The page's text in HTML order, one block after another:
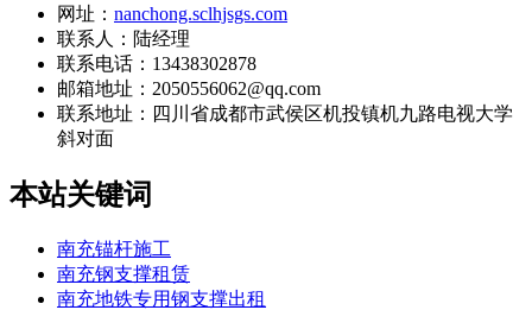
网址： nanchong.sclhjsgs.com
联系人：陆经理
联系电话：13438302878
邮箱地址：2050556062@qq.com
联系地址： 四川省成都市武侯区机投镇机九路电视大学
斜对面
本站关键词
南充锚杆施工
南充钢支撑租赁
南充地铁专用钢支撑出租